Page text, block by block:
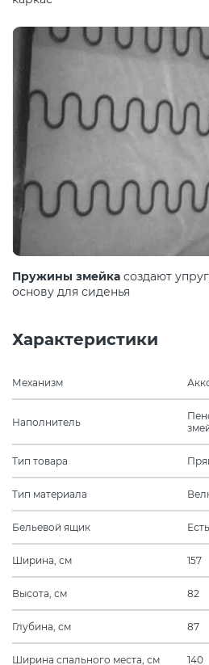
Пружины змейка создают
основу для сиденья
Характеристики
Механизм
Наполнитель
Тип товара
Тип материала
Бельевой ящик Есть
Ширина, см 157
Высота, см 82
Глубина, см 87
Ширина спального места, см 140